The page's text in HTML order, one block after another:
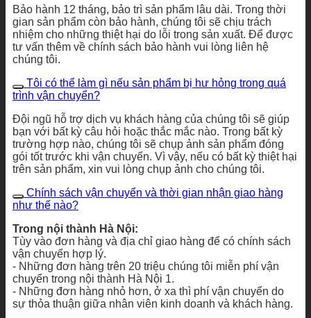
Bảo hành 12 tháng, bảo trì sản phẩm lâu dài. Trong thời
gian sản phẩm còn bảo hành, chúng tôi sẽ chịu trách
nhiệm cho những thiệt hại do lỗi trong sản xuất. Để được
tư vấn thêm về chính sách bảo hành vui lòng liên hệ
chúng tôi.
Tôi có thể làm gì nếu sản phẩm bị hư hỏng trong quá
trình vận chuyển?
Đội ngũ hỗ trợ dịch vụ khách hàng của chúng tôi sẽ giúp
bạn với bất kỳ câu hỏi hoặc thắc mắc nào. Trong bất kỳ
trường hợp nào, chúng tôi sẽ chụp ảnh sản phẩm đóng
gói tốt trước khi vận chuyển. Vì vậy, nếu có bất kỳ thiệt hại
trên sản phẩm, xin vui lòng chụp ảnh cho chúng tôi.
Chính sách vận chuyển và thời gian nhận giao hàng
như thế nào?
Trong nội thành Hà Nội:
Tùy vào đơn hàng và địa chỉ giao hàng để có chính sách
vận chuyển hợp lý.
- Những đơn hàng trên 20 triệu chúng tôi miễn phí vận
chuyển trong nội thành Hà Nội 1.
- Những đơn hàng nhỏ hơn, ở xa thì phí vận chuyển do
sự thỏa thuận giữa nhân viên kinh doanh và khách hàng.